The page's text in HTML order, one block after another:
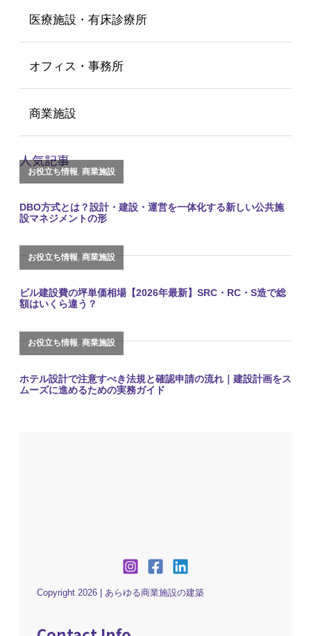
医療施設・有床診療所
オフィス・事務所
商業施設
人気記事
Copyright 2026 | あらゆる商業施設の建築